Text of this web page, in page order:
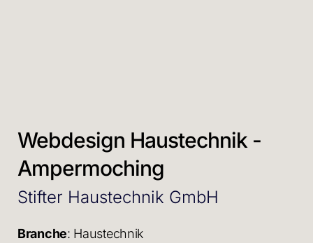
Webdesign Haustechnik -
Ampermoching
Stifter Haustechnik GmbH
Branche: Haustechnik